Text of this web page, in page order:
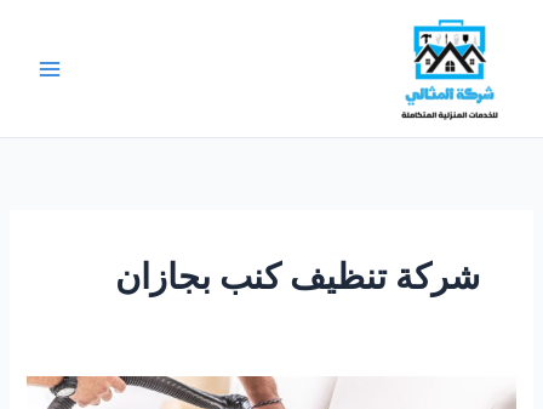
المحتوى
شركة تنظيف كنب بجازان